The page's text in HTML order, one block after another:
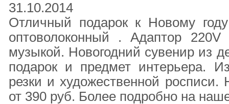
31.10.2014
Отличный подарок к Новому
оптоволоконный . Адаптор
музыкой. Новогодний сувенир из
подарок и предмет интерьера.
резки и художественной
от 390 руб. Более подробно на